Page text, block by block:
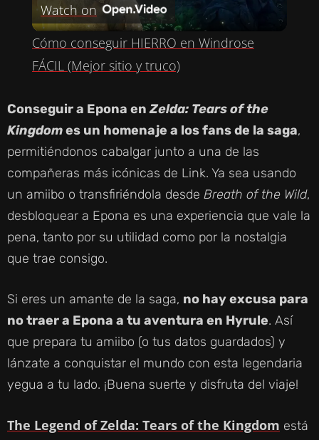
L
A
Y
V
I
D
O
Watch on
Cómo conseguir HIERRO en Windrose
FÁCIL (Mejor sitio y truco)
Conseguir a Epona enZelda: Tears of the
Kingdomes un homenaje a los fans de la saga,
permitiéndonos cabalgar junto a una de las
compañeras más icónicas de Link. Ya sea usando
un amiibo o transfiriéndola desde Breath of the Wild,
desbloquear a Epona es una experiencia que vale la
pena, tanto por su utilidad como por la nostalgia
que trae consigo.
Si eres un amante de la saga, no hay excusa para
no traer a Epona a tu aventura en Hyrule. Así
que prepara tu amiibo (o tus datos guardados) y
lánzate a conquistar el mundo con esta legendaria
yegua a tu lado. ¡Buena suerte y disfruta del viaje!
The Legend of Zelda: Tears of the Kingdom está